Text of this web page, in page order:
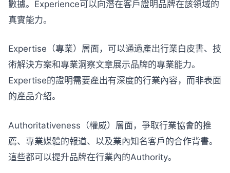
數據。Experience可以向潛在客戶證明品牌在該領域的
真實能力。
Expertise（專業）層面，可以通過產出行業白皮書、技
術解決方案和專業洞察文章展示品牌的專業能力。
Expertise的證明需要產出有深度的行業內容，而非表面
的產品介紹。
Authoritativeness（權威）層面，爭取行業協會的推
薦、專業媒體的報道、以及業內知名客戶的合作背書。
這些都可以提升品牌在行業內的Authority。